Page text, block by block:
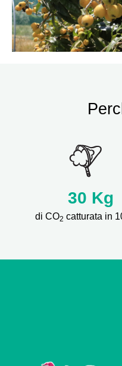
30 Kg
di CO2 catturata in